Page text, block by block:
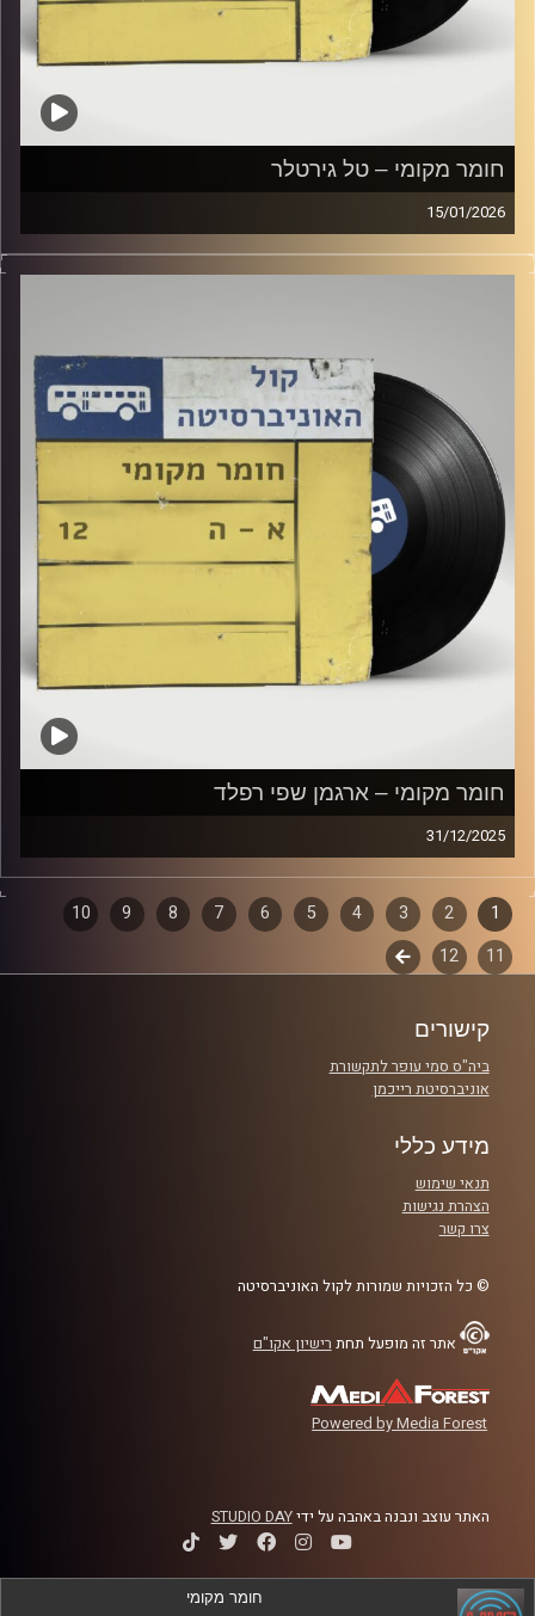
חומר מקומי – טל גירטלר
15/01/2026
שעה של מוזיקה ישראלית עם טל גירטלר
חומר מקומי – ארגמן שפי רפלד
31/12/2025
שעה של מוזיקה ישראלית עם ארגמן שפי רפלד
קרדיט תמונות:Elior Buchnik
דפדוף
פרקים
1
2
3
4
5
6
7
8
9
10
11
12
לשלב
קישורים
ביה"ס סמי עופר לתקשורת
אוניברסיטת רייכמן
מידע כללי
תנאי שימוש
הצהרת נגישות
צרו קשר
© כל הזכויות שמורות לקול האוניברסיטה
אתר זה מופעל תחת רישיון אקו"ם
Powered by Media Forest
האתר עוצב ונבנה באהבה על ידיSTUDIO DAY
חומר מקומי